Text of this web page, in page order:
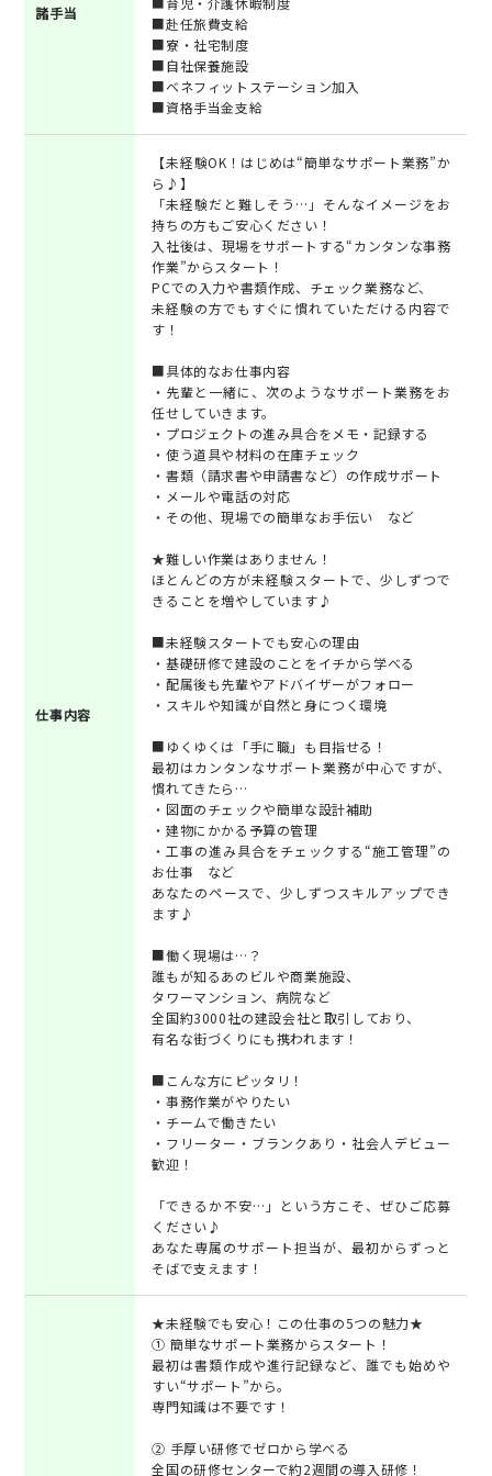
諸手当
■赴任旅費支給
■寮・社宅制度
■自社保養施設
■ベネフィットステーション加入
■資格手当金支給
仕事内容
【未経験OK！はじめは“簡単なサポート業務”か
ら♪】
「未経験だと難しそう…」そんなイメージをお
持ちの方もご安心ください！
入社後は、現場をサポートする“カンタンな事務
作業”からスタート！
PCでの入力や書類作成、チェック業務など、
未経験の方でもすぐに慣れていただける内容で
す！
■具体的なお仕事内容
・先輩と一緒に、次のようなサポート業務をお
任せしていきます。
・プロジェクトの進み具合をメモ・記録する
・使う道具や材料の在庫チェック
・書類（請求書や申請書など）の作成サポート
・メールや電話の対応
・その他、現場での簡単なお手伝い など
★難しい作業はありません！
ほとんどの方が未経験スタートで、少しずつで
きることを増やしています♪
■未経験スタートでも安心の理由
・基礎研修で建設のことをイチから学べる
・配属後も先輩やアドバイザーがフォロー
・スキルや知識が自然と身につく環境
■ゆくゆくは「手に職」も目指せる！
最初はカンタンなサポート業務が中心ですが、
慣れてきたら…
・図面のチェックや簡単な設計補助
・建物にかかる予算の管理
・工事の進み具合をチェックする“施工管理”の
お仕事 など
あなたのペースで、少しずつスキルアップでき
ます♪
■働く現場は…？
誰もが知るあのビルや商業施設、
タワーマンション、病院など
全国約3000社の建設会社と取引しており、
有名な街づくりにも携われます！
■こんな方にピッタリ！
・事務作業がやりたい
・チームで働きたい
・フリーター・ブランクあり・社会人デビュー
歓迎！
「できるか不安…」という方こそ、ぜひご応募
ください♪
あなた専属のサポート担当が、最初からずっと
そばで支えます！
★未経験でも安心！この仕事の5つの魅力★
① 簡単なサポート業務からスタート！
最初は書類作成や進行記録など、誰でも始めや
すい“サポート”から。
専門知識は不要です！
② 手厚い研修でゼロから学べる
全国の研修センターで約2週間の導入研修！